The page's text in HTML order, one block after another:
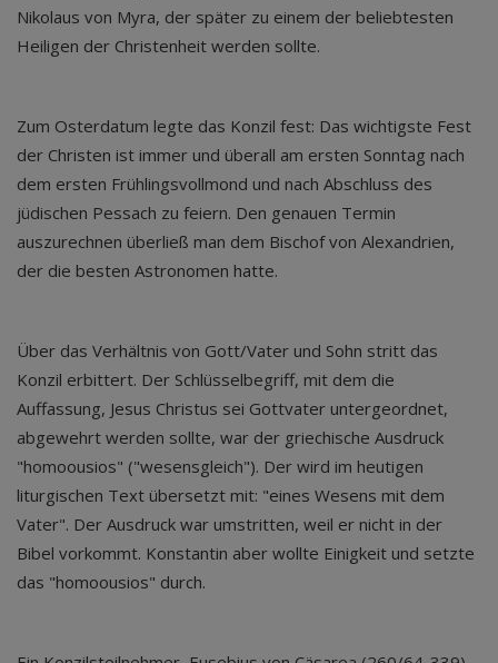
Nikolaus von Myra, der später zu einem der beliebtesten
Heiligen der Christenheit werden sollte.
Zum Osterdatum legte das Konzil fest: Das wichtigste Fest
der Christen ist immer und überall am ersten Sonntag nach
dem ersten Frühlingsvollmond und nach Abschluss des
jüdischen Pessach zu feiern. Den genauen Termin
auszurechnen überließ man dem Bischof von Alexandrien,
der die besten Astronomen hatte.
Über das Verhältnis von Gott/Vater und Sohn stritt das
Konzil erbittert. Der Schlüsselbegriff, mit dem die
Auffassung, Jesus Christus sei Gottvater untergeordnet,
abgewehrt werden sollte, war der griechische Ausdruck
"homoousios" ("wesensgleich"). Der wird im heutigen
liturgischen Text übersetzt mit: "eines Wesens mit dem
Vater". Der Ausdruck war umstritten, weil er nicht in der
Bibel vorkommt. Konstantin aber wollte Einigkeit und setzte
das "homoousios" durch.